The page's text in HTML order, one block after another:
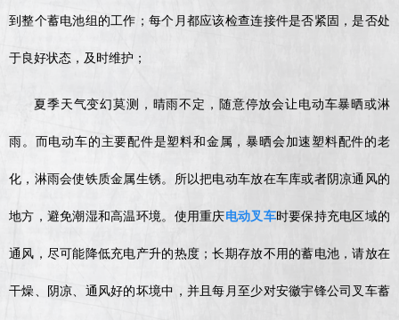
到整个蓄电池组的工作；每个月都应该检查连接件是否紧固，是否处
于良好状态，及时维护；
夏季天气变幻莫测，晴雨不定，随意停放会让电动车暴晒或淋
雨。而电动车的主要配件是塑料和金属，暴晒会加速塑料配件的老
化，淋雨会使铁质金属生锈。所以把电动车放在车库或者阴凉通风的
地方，避免潮湿和高温环境。使用重庆电动叉车时要保持充电区域的
通风，尽可能降低充电产升的热度；长期存放不用的蓄电池，请放在
干燥、阴凉、通风好的坏境中，并且每月至少对安徽宇锋公司叉车蓄